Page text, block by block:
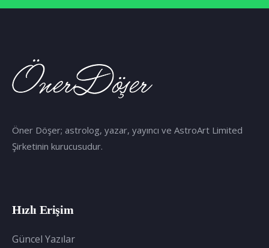
Öner Döşer; astrolog, yazar, yayıncı ve AstroArt Limited
Şirketinin kurucusudur.
Hızlı Erişim
Güncel Yazılar